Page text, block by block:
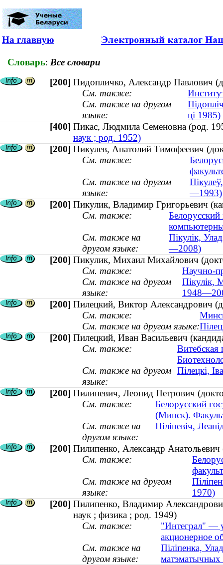
На главную
Словарь: Все словари
[200] Пидопличко, Александр Павлович
См. также:
См. также на другом
языке:
ці 1985)
[400] Пикас, Людмила Семеновна (род.
наук ; род. 1952)
[200] Пикулев, Анатолий Тимофеевич
См. также:
См. также на другом
языке:
—1993)
[200] Пикулик, Владимир Григорьевич
См. также:
См. также на
другом языке:
Пікулік,
—2008)
[200] Пикулик, Михаил Михайлович
См. также:
Научно-
См. также на другом
языке:
Пікулік,
[200] Пилецкий, Виктор Александрович
См. также:
См. также на другом языке:
[200] Пилецкий, Иван Васильевич
См. также:
Витебская
См. также на другом
языке:
Пілецкі,
[200] Пилиневич, Леонид Петрович
См. также:
Белорусский
(Минск).
См. также на
другом языке:
Піліневіч,
[200] Пилипенко, Александр
См. также:
См. также на другом
языке:
1970)
[200] Пилипенко, Владимир
наук ; физика ; род. 1949)
См. также:
"Интеграл" —
акционерное
См. также на
другом языке:
Піліпенка,
матэматычных